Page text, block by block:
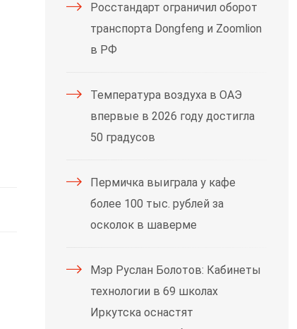
Росстандарт ограничил оборот
транспорта Dongfeng и Zoomlion
в РФ
Температура воздуха в ОАЭ
впервые в 2026 году достигла
50 градусов
Пермичка выиграла у кафе
более 100 тыс. рублей за
осколок в шаверме
Мэр Руслан Болотов: Кабинеты
технологии в 69 школах
Иркутска оснастят